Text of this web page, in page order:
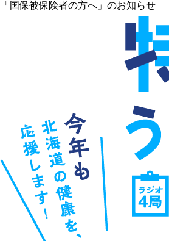
「国保被保険者の方へ」のお知らせ